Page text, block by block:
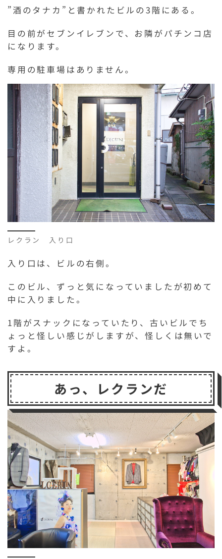
”酒のタナカ”と書かれたビルの3階にある。
目の前がセブンイレブンで、お隣がパチンコ店
になります。
専用の駐車場はありません。
レクラン 入り口
入り口は、ビルの右側。
このビル、ずっと気になっていましたが初めて
中に入りました。
1階がスナックになっていたり、古いビルでち
ょっと怪しい感じがしますが、怪しくは無いで
すよ。
あっ、レクランだ